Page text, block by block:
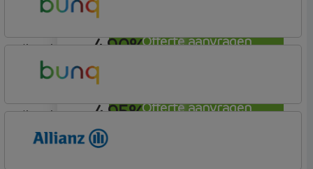
Offerte aanvragen
4,90%
Offerte aanvragen
Tulp Riant Hypotheek
lineair
4,95%
Easy Mortgage
lineair
Easy Mortgage